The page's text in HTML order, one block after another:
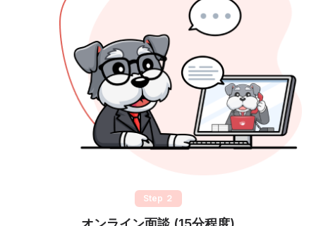
Step ２